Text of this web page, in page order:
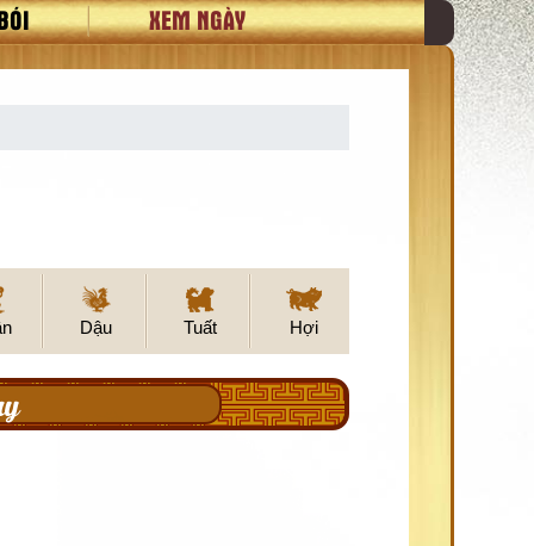
XEM NGÀY
Dậu Tuất Hợi